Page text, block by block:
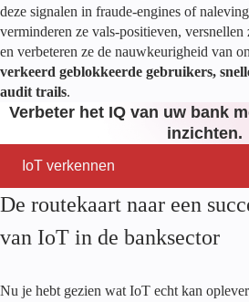
deze signalen in fraude-engines of
verminderen ze vals-positieven,
en verbeteren ze de nauwkeurigheid van
verkeerd geblokkeerde gebruikers,
audit trails.
Verbeter het IQ van uw bank
inzichten.
IoT verkennen
De routekaart naar een
van IoT in de banksector
Nu je hebt gezien wat IoT echt kan